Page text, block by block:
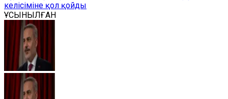
келісіміне қол қойды
ҰСЫНЫЛҒАН